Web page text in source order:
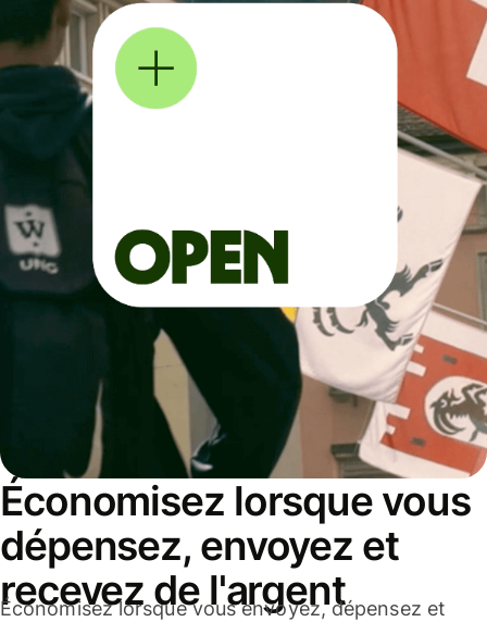
Économisez lorsque vous
dépensez, envoyez et
recevez de l'argent
Économisez lorsque vous envoyez, dépensez et